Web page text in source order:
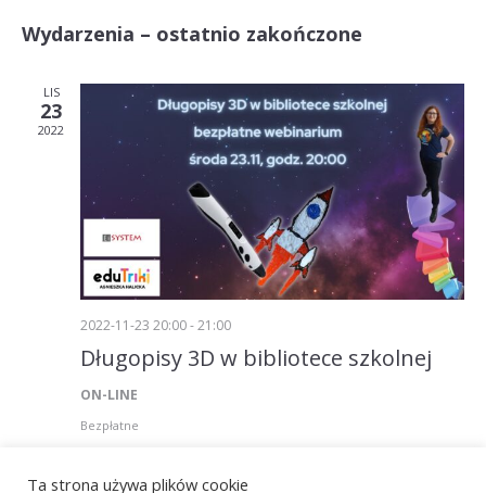
datę.
Wydarzenia – ostatnio zakończone
LIS
23
2022
2022-11-23 20:00-21:00
Długopisy 3D w bibliotece szkolnej
ON-LINE
Bezpłatne
Ta strona używa plików cookie